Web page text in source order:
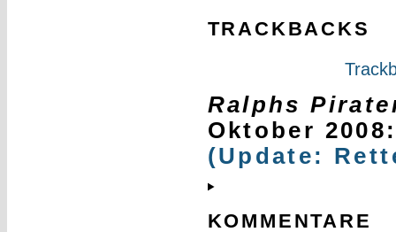
TRACKBACKS
Ralphs
Oktober 2008
(Update:
KOMMENTARE